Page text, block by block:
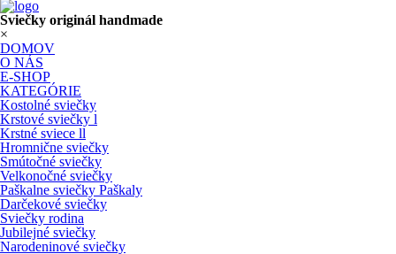
Sviečky originál handmade
×
DOMOV
O NÁS
E-SHOP
KATEGÓRIE
Kostolné sviečky
Krstové sviečky l
Krstné sviece ll
Hromnične sviečky
Smútočné sviečky
Velkonočné sviečky
Paškalne sviečky Paškaly
Darčekové sviečky
Sviečky rodina
Jubilejné sviečky
Narodeninové sviečky